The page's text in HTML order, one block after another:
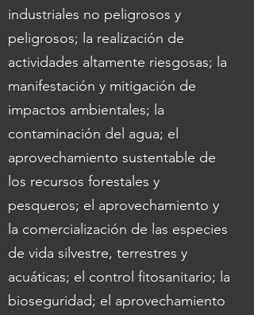
industriales no peligrosos y
peligrosos; la realización de
actividades altamente riesgosas; la
manifestación y mitigación de
impactos ambientales; la
contaminación del agua; el
aprovechamiento sustentable de
los recursos forestales y
pesqueros; el aprovechamiento y
la comercialización de las especies
de vida silvestre, terrestres y
acuáticas; el control fitosanitario; la
bioseguridad; el aprovechamiento